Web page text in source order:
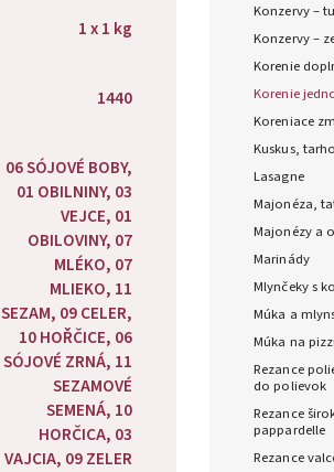
Konzervy –
Konzervy –
Korenie
Korenie
Koreniace
Kuskus,
Lasagne
Majonéza,
Majonézy a
Marinády
Mlynčeky s
Múka a
Múka na
Rezance
do polievok
Rezance
pappardelle
Rezance
1 x 1 kg
1440
06 SÓJOVÉ BOBY,
01 OBILNINY, 03
VEJCE, 01
OBILOVINY, 07
MLÉKO, 07
MLIEKO, 11
SEZAM, 09 CELER,
10 HOŘČICE, 06
SÓJOVÉ ZRNÁ, 11
SEZAMOVÉ
SEMENÁ, 10
HORČICA, 03
VAJCIA, 09 ZELER